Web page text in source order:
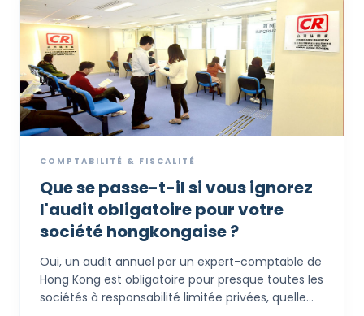
requise pour justifier une demande offshore,
couvrant tout des « Procès-verbaux de réunions »
à la conformité en matière de prix de transfert.
COMPTABILITÉ & FISCALITÉ
Que se passe-t-il si vous ignorez
l'audit obligatoire pour votre
société hongkongaise ?
Oui, un audit annuel par un expert-comptable de
Hong Kong est obligatoire pour presque toutes les
sociétés à responsabilité limitée privées, quelle